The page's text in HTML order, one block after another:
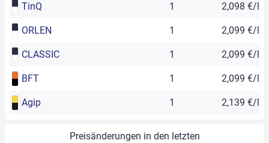
TinQ 1 2,098 €/l
ORLEN 1 2,099 €/l
CLASSIC 1 2,099 €/l
BFT 1 2,099 €/l
Agip 1 2,139 €/l
Preisänderungen in den letzten